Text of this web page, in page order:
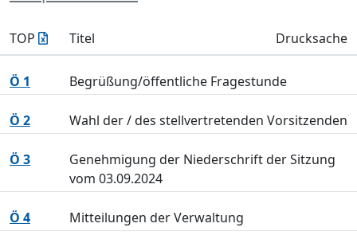
TOP Titel Drucksache
Ö 1 Begrüßung/öffentliche Fragestunde
Ö 2 Wahl der / des stellvertretenden Vorsitzenden
Ö 3
Genehmigung der Niederschrift der Sitzung
vom 03.09.2024
Ö 4 Mitteilungen der Verwaltung